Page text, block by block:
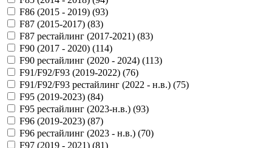
F86 (2015 - 2019) (93)
F87 (2015-2017) (83)
F87 рестайлинг (2017-2021) (83)
F90 (2017 - 2020) (114)
F90 рестайлинг (2020 - 2024) (113)
F91/F92/F93 (2019-2022) (76)
F91/F92/F93 рестайлинг (2022 - н.в.) (75)
F95 (2019-2023) (84)
F95 рестайлинг (2023-н.в.) (93)
F96 (2019-2023) (87)
F96 рестайлинг (2023 - н.в.) (70)
F97 (2019 - 2021) (81)